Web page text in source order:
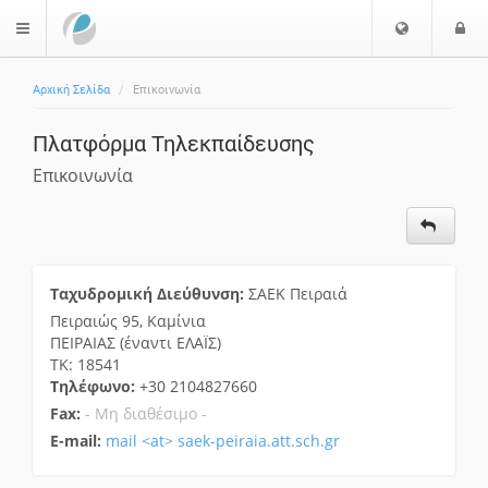
$langMenu
Επιλογή
Αρχική Σελίδα Επικοινωνία
Πλατφόρμα Τηλεκπαίδευσης
Επικοινωνία
Ταχυδρομική Διεύθυνση: ΣΑΕΚ Πειραιά
Πειραιώς 95, Καμίνια
ΠΕΙΡΑΙΑΣ (έναντι ΕΛΑΪΣ)
ΤΚ: 18541
Τηλέφωνο: +30 2104827660
Fax: - Μη διαθέσιμο -
E-mail: mail <at> saek-peiraia.att.sch.gr